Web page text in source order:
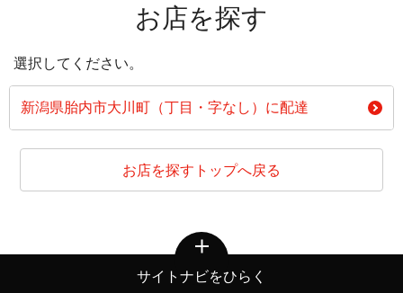
お店を探す
選択してください。
新潟県胎内市大川町（丁目・字なし）に配達
お店を探すトップへ戻る
サイトナビをひらく